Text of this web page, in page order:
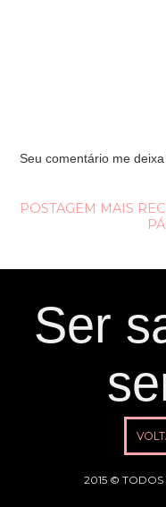
Seu comentário me
POSTAGEM MAIS
Ser
2015 © TODOS